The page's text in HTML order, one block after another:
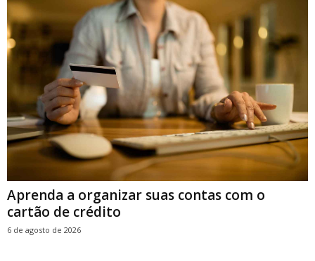
Aprenda a organizar suas contas com o
cartão de crédito
6 de agosto de 2026